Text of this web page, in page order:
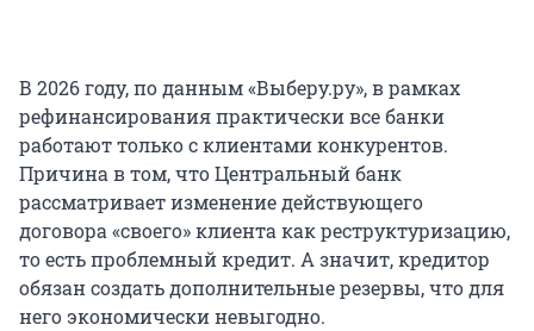
В 2026 году, по данным «Выберу.ру», в рамках
рефинансирования практически все банки
работают только с клиентами конкурентов.
Причина в том, что Центральный банк
рассматривает изменение действующего
договора «своего» клиента как реструктуризацию,
то есть проблемный кредит. А значит, кредитор
обязан создать дополнительные резервы, что для
него экономически невыгодно.